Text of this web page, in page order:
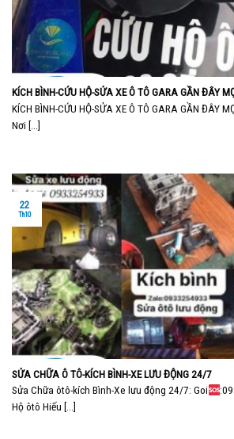
KÍCH BÌNH-CỨU
KÍCH BÌNH-CỨU HỘ-SỬA XE Ô TÔ GARA GẦN ĐÂY
Nơi [...]
SỬA CHỮA Ô TÔ-KÍCH BÌNH-XE LƯU ĐỘNG 24/7
Sửa Chữa ôtô-kích Bình-Xe lưu động 24/7: Goi
Hộ ôtô Hiếu [...]
22
Th10